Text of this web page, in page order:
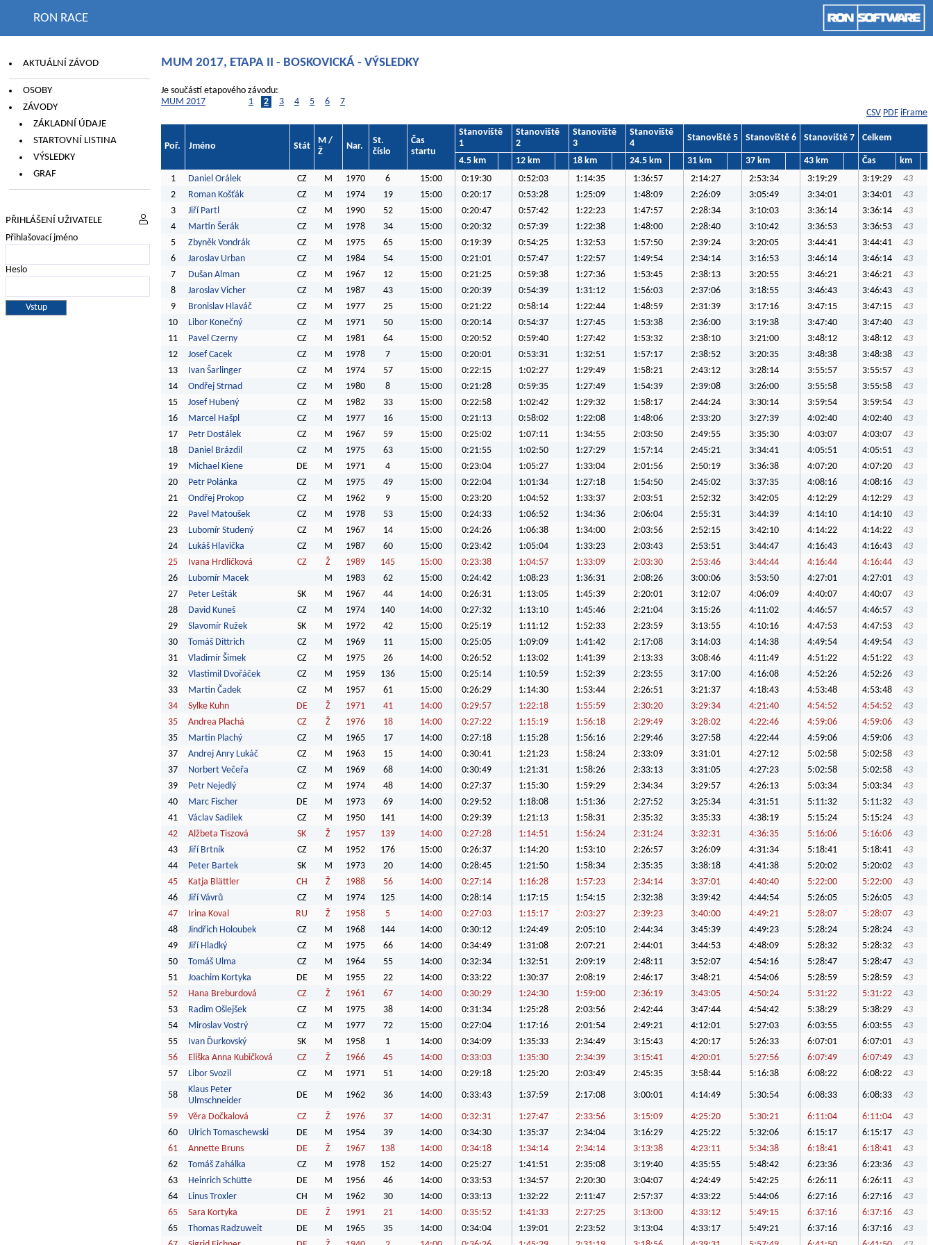
RON RACE
AKTUÁLNÍ ZÁVOD
OSOBY
ZÁVODY
ZÁKLADNÍ ÚDAJE
STARTOVNÍ LISTINA
VÝSLEDKY
GRAF
PŘIHLÁŠENÍ UŽIVATELE
Přihlašovací jméno
Heslo
MUM 2017, ETAPA II - BOSKOVICKÁ - VÝSLEDKY
Je součástí etapového závodu:
MUM 2017
1 2 3 4 5 6
7
CSV PDF iFrame
Poř. Jméno Stát
M /
Ž
Nar.
St.
číslo
Čas
startu
Stanoviště
1
Stanoviště
2
Stanoviště
3
Stanoviště
4
Stanoviště 5 Stanoviště 6 Stanoviště 7 Celkem
4.5 km 12 km 18 km 24.5 km 31 km 37 km 43 km Čas
km
1
Daniel Orálek CZ M 1970 6 15:00 0:19:30 0:52:03 1:14:35 1:36:57 2:14:27 2:53:34 3:19:29 3:19:29
43
2
Roman Košťák CZ M 1974 19 15:00 0:20:17 0:53:28 1:25:09 1:48:09 2:26:09 3:05:49 3:34:01 3:34:01
43
3
Jiří Partl CZ M 1990 52 15:00 0:20:47 0:57:42 1:22:23 1:47:57 2:28:34 3:10:03 3:36:14 3:36:14
43
4
Martin Šerák CZ M 1978 34 15:00 0:20:32 0:57:39 1:22:38 1:48:00 2:28:40 3:10:42 3:36:53 3:36:53
43
5
Zbyněk Vondrák CZ M 1975 65 15:00 0:19:39 0:54:25 1:32:53 1:57:50 2:39:24 3:20:05 3:44:41 3:44:41
43
6
Jaroslav Urban CZ M 1984 54 15:00 0:21:01 0:57:47 1:22:57 1:49:54 2:34:14 3:16:53 3:46:14 3:46:14
43
7
Dušan Alman CZ M 1967 12 15:00 0:21:25 0:59:38 1:27:36 1:53:45 2:38:13 3:20:55 3:46:21 3:46:21
43
8
Jaroslav Vicher CZ M 1987 43 15:00 0:20:39 0:54:39 1:31:12 1:56:03 2:37:06 3:18:55 3:46:43 3:46:43
43
9
Bronislav Hlaváč CZ M 1977 25 15:00 0:21:22 0:58:14 1:22:44 1:48:59 2:31:39 3:17:16 3:47:15 3:47:15
43
10
Libor Konečný CZ M 1971 50 15:00 0:20:14 0:54:37 1:27:45 1:53:38 2:36:00 3:19:38 3:47:40 3:47:40
43
11
Pavel Czerny CZ M 1981 64 15:00 0:20:52 0:59:40 1:27:42 1:53:32 2:38:10 3:21:00 3:48:12 3:48:12
43
12
Josef Cacek CZ M 1978 7 15:00 0:20:01 0:53:31 1:32:51 1:57:17 2:38:52 3:20:35 3:48:38 3:48:38
43
13
Ivan Šarlinger CZ M 1974 57 15:00 0:22:15 1:02:27 1:29:49 1:58:21 2:43:12 3:28:14 3:55:57 3:55:57
43
14
Ondřej Strnad CZ M 1980 8 15:00 0:21:28 0:59:35 1:27:49 1:54:39 2:39:08 3:26:00 3:55:58 3:55:58
43
15
Josef Hubený CZ M 1982 33 15:00 0:22:58 1:02:42 1:29:32 1:58:17 2:44:24 3:30:14 3:59:54 3:59:54
43
16
Marcel Hašpl CZ M 1977 16 15:00 0:21:13 0:58:02 1:22:08 1:48:06 2:33:20 3:27:39 4:02:40 4:02:40
43
17
Petr Dostálek CZ M 1967 59 15:00 0:25:02 1:07:11 1:34:55 2:03:50 2:49:55 3:35:30 4:03:07 4:03:07
43
18
Daniel Brázdil CZ M 1975 63 15:00 0:21:55 1:02:50 1:27:29 1:57:14 2:45:21 3:34:41 4:05:51 4:05:51
43
19
Michael Kiene DE M 1971 4 15:00 0:23:04 1:05:27 1:33:04 2:01:56 2:50:19 3:36:38 4:07:20 4:07:20
43
20
Petr Polánka CZ M 1975 49 15:00 0:22:04 1:01:34 1:27:18 1:54:50 2:45:02 3:37:35 4:08:16 4:08:16
43
21
Ondřej Prokop CZ M 1962 9 15:00 0:23:20 1:04:52 1:33:37 2:03:51 2:52:32 3:42:05 4:12:29 4:12:29
43
22
Pavel Matoušek CZ M 1978 53 15:00 0:24:33 1:06:52 1:34:36 2:06:04 2:55:31 3:44:39 4:14:10 4:14:10
43
23
Lubomír Studený CZ M 1967 14 15:00 0:24:26 1:06:38 1:34:00 2:03:56 2:52:15 3:42:10 4:14:22 4:14:22
43
24
Lukáš Hlavička CZ M 1987 60 15:00 0:23:42 1:05:04 1:33:23 2:03:43 2:53:51 3:44:47 4:16:43 4:16:43
43
25
Ivana Hrdličková CZ Ž 1989 145 15:00 0:23:38 1:04:57 1:33:09 2:03:30 2:53:46 3:44:44 4:16:44 4:16:44
43
26
Lubomír Macek M 1983 62 15:00 0:24:42 1:08:23 1:36:31 2:08:26 3:00:06 3:53:50 4:27:01 4:27:01
43
27
Peter Lešták SK M 1967 44 14:00 0:26:31 1:13:05 1:45:39 2:20:01 3:12:07 4:06:09 4:40:07 4:40:07
43
28
David Kuneš CZ M 1974 140 14:00 0:27:32 1:13:10 1:45:46 2:21:04 3:15:26 4:11:02 4:46:57 4:46:57
43
29
Slavomír Ružek SK M 1972 42 15:00 0:25:19 1:11:12 1:52:33 2:23:59 3:13:55 4:10:16 4:47:53 4:47:53
43
30
Tomáš Dittrich CZ M 1969 11 15:00 0:25:05 1:09:09 1:41:42 2:17:08 3:14:03 4:14:38 4:49:54 4:49:54
43
31
Vladimír Šimek CZ M 1975 26 14:00 0:26:52 1:13:02 1:41:39 2:13:33 3:08:46 4:11:49 4:51:22 4:51:22
43
32
Vlastimil Dvořáček CZ M 1959 136 15:00 0:25:14 1:10:59 1:52:39 2:23:55 3:17:00 4:16:08 4:52:26 4:52:26
43
33
Martin Čadek CZ M 1957 61 15:00 0:26:29 1:14:30 1:53:44 2:26:51 3:21:37 4:18:43 4:53:48 4:53:48
43
34
Sylke Kuhn DE Ž 1971 41 14:00 0:29:57 1:22:18 1:55:59 2:30:20 3:29:34 4:21:40 4:54:52 4:54:52
43
35
Andrea Plachá CZ Ž 1976 18 14:00 0:27:22 1:15:19 1:56:18 2:29:49 3:28:02 4:22:46 4:59:06 4:59:06
43
35
Martin Plachý CZ M 1965 17 14:00 0:27:18 1:15:28 1:56:16 2:29:46 3:27:58 4:22:44 4:59:06 4:59:06
43
37
Andrej Anry Lukáč CZ M 1963 15 14:00 0:30:41 1:21:23 1:58:24 2:33:09 3:31:01 4:27:12 5:02:58 5:02:58
43
37
Norbert Večeřa CZ M 1969 68 14:00 0:30:49 1:21:31 1:58:26 2:33:13 3:31:05 4:27:23 5:02:58 5:02:58
43
39
Petr Nejedlý CZ M 1974 48 14:00 0:27:37 1:15:30 1:59:29 2:34:34 3:29:57 4:26:13 5:03:34 5:03:34
43
40
Marc Fischer DE M 1973 69 14:00 0:29:52 1:18:08 1:51:36 2:27:52 3:25:34 4:31:51 5:11:32 5:11:32
43
41
Václav Sadilek CZ M 1950 141 14:00 0:29:39 1:21:13 1:58:31 2:35:32 3:35:33 4:38:19 5:15:24 5:15:24
43
42
Alžbeta Tiszová SK Ž 1957 139 14:00 0:27:28 1:14:51 1:56:24 2:31:24 3:32:31 4:36:35 5:16:06 5:16:06
43
43
Jiří Brtník CZ M 1952 176 15:00 0:26:37 1:14:20 1:53:10 2:26:57 3:26:09 4:31:34 5:18:41 5:18:41
43
44
Peter Bartek SK M 1973 20 14:00 0:28:45 1:21:50 1:58:34 2:35:35 3:38:18 4:41:38 5:20:02 5:20:02
43
45
Katja Blättler CH Ž 1988 56 14:00 0:27:14 1:16:28 1:57:23 2:34:14 3:37:01 4:40:40 5:22:00 5:22:00
43
46
Jiří Vávrů CZ M 1974 125 14:00 0:28:14 1:17:15 1:54:15 2:32:38 3:39:42 4:44:54 5:26:05 5:26:05
43
47
Irina Koval RU Ž 1958 5 14:00 0:27:03 1:15:17 2:03:27 2:39:23 3:40:00 4:49:21 5:28:07 5:28:07
43
48
Jindřich Holoubek CZ M 1968 144 14:00 0:30:12 1:24:49 2:05:10 2:44:34 3:45:39 4:49:23 5:28:24 5:28:24
43
49
Jiří Hladký CZ M 1975 66 14:00 0:34:49 1:31:08 2:07:21 2:44:01 3:44:53 4:48:09 5:28:32 5:28:32
43
50
Tomáš Ulma CZ M 1964 55 14:00 0:32:34 1:32:51 2:09:19 2:48:11 3:52:07 4:54:16 5:28:47 5:28:47
43
51
Joachim Kortyka DE M 1955 22 14:00 0:33:22 1:30:37 2:08:19 2:46:17 3:48:21 4:54:06 5:28:59 5:28:59
43
52
Hana Breburdová CZ Ž 1961 67 14:00 0:30:29 1:24:30 1:59:00 2:36:19 3:43:05 4:50:24 5:31:22 5:31:22
43
53
Radim Ošlejšek CZ M 1975 38 14:00 0:31:34 1:25:28 2:03:56 2:42:44 3:47:44 4:54:42 5:38:29 5:38:29
43
54
Miroslav Vostrý CZ M 1977 72 15:00 0:27:04 1:17:16 2:01:54 2:49:21 4:12:01 5:27:03 6:03:55 6:03:55
43
55
Ivan Ďurkovský SK M 1958 1 14:00 0:34:09 1:35:33 2:34:49 3:15:43 4:20:17 5:26:33 6:07:01 6:07:01
43
56
Eliška Anna Kubičková CZ Ž 1966 45 14:00 0:33:03 1:35:30 2:34:39 3:15:41 4:20:01 5:27:56 6:07:49 6:07:49
43
57
Libor Svozil CZ M 1971 51 14:00 0:29:18 1:25:20 2:03:49 2:45:35 3:58:44 5:16:38 6:08:22 6:08:22 43
58
Klaus Peter
Ulmschneider
DE M 1962 36 14:00 0:33:43 1:37:59 2:17:08 3:00:01 4:14:49 5:30:54 6:08:33 6:08:33 43
59 Věra Dočkalová CZ Ž 1976 37 14:00 0:32:31 1:27:47 2:33:56 3:15:09 4:25:20 5:30:21 6:11:04 6:11:04
43
60
Ulrich Tomaschewski DE M 1954 39 14:00 0:34:30 1:35:37 2:34:04 3:16:29 4:25:22 5:32:06 6:15:17 6:15:17
43
61
Annette Bruns DE Ž 1967 138 14:00 0:34:18 1:34:14 2:34:14 3:13:38 4:23:11 5:34:38 6:18:41 6:18:41
43
62
Tomáš Zahálka CZ M 1978 152 14:00 0:25:27 1:41:51 2:35:08 3:19:40 4:35:55 5:48:42 6:23:36 6:23:36
43
63
Heinrich Schütte DE M 1956 46 14:00 0:33:53 1:34:57 2:20:30 3:04:07 4:24:49 5:42:25 6:26:11 6:26:11
43
64
Linus Troxler CH M 1962 30 14:00 0:33:13 1:32:22 2:11:47 2:57:37 4:33:22 5:44:06 6:27:16 6:27:16
43
65
Sara Kortyka DE Ž 1991 21 14:00 0:35:52 1:41:33 2:27:25 3:13:00 4:33:12 5:49:15 6:37:16 6:37:16
43
65
Thomas Radzuweit DE M 1965 35 14:00 0:34:04 1:39:01 2:23:52 3:13:04 4:33:17 5:49:21 6:37:16 6:37:16
43